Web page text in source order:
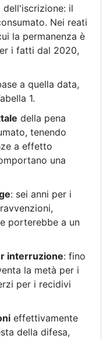
dell'iscrizione: il
Nei reati
la permanenza è
i fatti dal 2020,
a quella data,
1.
della pena
tenendo
a effetto
una
: sei anni per i
porterebbe a un
interruzione: fino
la metà per i
per i recidivi
effettivamente
della difesa,